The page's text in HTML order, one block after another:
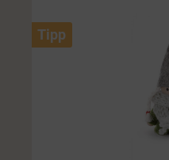
Tipp